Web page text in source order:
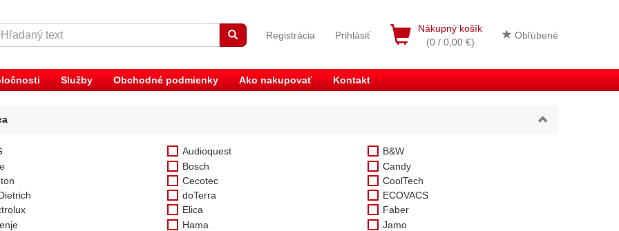
Nákupný košík
(0 / 0,00 €)
Obľúbené
Registrácia Prihlásiť
Služby Obchodné podmienky Ako nakupovať Kontakt
Audioquest
B&W
Bosch
Candy
Cecotec
CoolTech
doTerra
ECOVACS
Elica
Faber
Hama
Jamo